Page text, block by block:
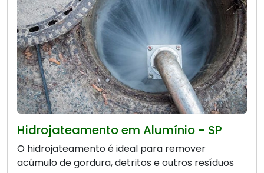
Hidrojateamento em Alumínio - SP
O hidrojateamento é ideal para remover
acúmulo de gordura, detritos e outros resíduos